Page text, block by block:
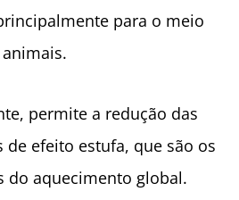
para o meio
permite a redução das
de efeito estufa, que são os
do aquecimento global.